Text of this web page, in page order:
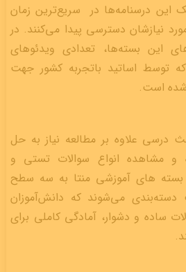
این درسنامه‌ها در سریع‌ترین زمان
نیازشان دسترسی پیدا می‌کنند. در
این بسته‌ها، تعدادی ویدئو‌های
توسط اساتید باتجربه کشور جهت
شده است.
درسی علاوه بر مطالعه نیاز به حل
و مشاهده انواع سوالات تستی و
های آموزشی منتا به سه سطح
می‌شوند که دانش‌آموزان
ساده و دشوار، آمادگی کاملی برای